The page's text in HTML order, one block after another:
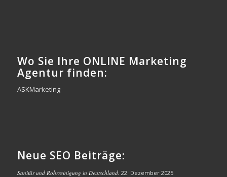
Wo Sie Ihre ONLINE Marketing
Agentur finden:
ASKMarketing
Neue SEO Beiträge:
Sanitär und Rohrreinigung in Deutschland. 22. Dezember 2025